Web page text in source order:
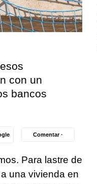
con un
bancos
Comentar ·
Para lastre de
una vivienda en